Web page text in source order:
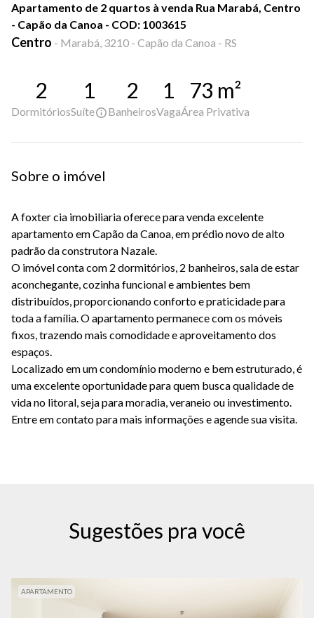
Apartamento de 2 quartos à venda Rua Marabá, Centro
- Capão da Canoa - COD: 1003615
Centro - Marabá, 3210 - Capão da Canoa - RS
2
Dormitórios
1
Suíte
2
Banheiros
1
Vaga
73 m²
Área Privativa
Sobre o imóvel
A foxter cia imobiliaria oferece para venda excelente
apartamento em Capão da Canoa, em prédio novo de alto
padrão da construtora Nazale.
O imóvel conta com 2 dormitórios, 2 banheiros, sala de estar
aconchegante, cozinha funcional e ambientes bem
distribuídos, proporcionando conforto e praticidade para
toda a família. O apartamento permanece com os móveis
fixos, trazendo mais comodidade e aproveitamento dos
espaços.
Localizado em um condomínio moderno e bem estruturado, é
uma excelente oportunidade para quem busca qualidade de
vida no litoral, seja para moradia, veraneio ou investimento.
Entre em contato para mais informações e agende sua visita.
Sugestões pra você
APARTAMENTO